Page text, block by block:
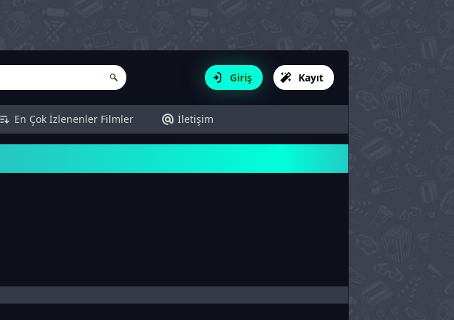
Giriş Kayıt
En Çok İzlenenler Filmler İletişim